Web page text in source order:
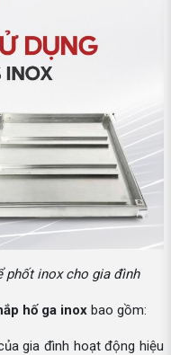
phốt inox cho gia đình
hố ga inox bao gồm:
gia đình hoạt động hiệu